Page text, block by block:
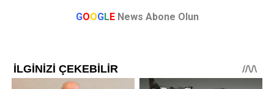
GOOGLE News Abone Olun